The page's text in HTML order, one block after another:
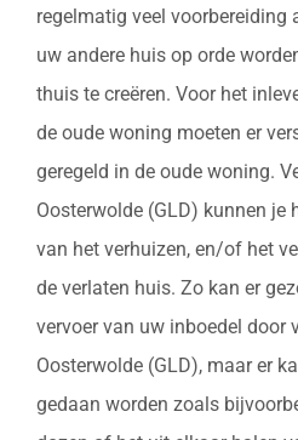
regelmatig veel voorbereiding
uw andere huis op orde
thuis te creëren. Voor het
de oude woning moeten er
geregeld in de oude woning.
Oosterwolde (GLD) kunnen je
van het verhuizen, en/of het
de verlaten huis. Zo kan er
vervoer van uw inboedel door
Oosterwolde (GLD), maar er
gedaan worden zoals